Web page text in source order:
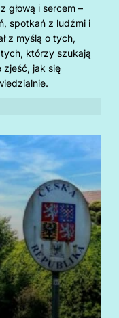
głową i sercem –
spotkań z ludźmi i
z myślą o tych,
którzy szukają
jak się